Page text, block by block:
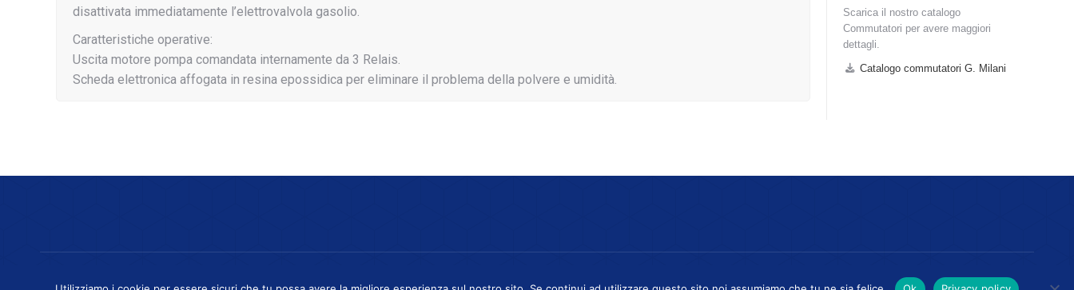
disattivata immediatamente l’elettrovalvola gasolio.
Caratteristiche operative:
Uscita motore pompa comandata internamente da 3 Relais.
Scheda elettronica affogata in resina epossidica per eliminare il problema della polvere e umidità.
Scarica il nostro catalogo
Commutatori per avere maggiori
dettagli.
Catalogo commutatori G. Milani
G.Milani S.a.s - Via Cavaglietto, 25 28010 Cavaglio d`Agogna (NO) - P.Iva 02626650036 - Privacy Policy Realizzato da Azienda Visibile